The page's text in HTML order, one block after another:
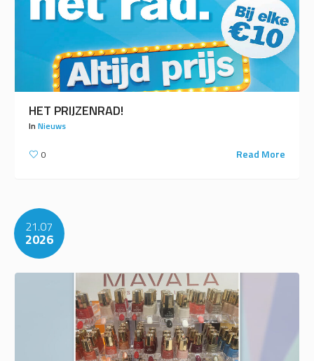
HET PRIJZENRAD!
In Nieuws
Read More
0
21.07
2026